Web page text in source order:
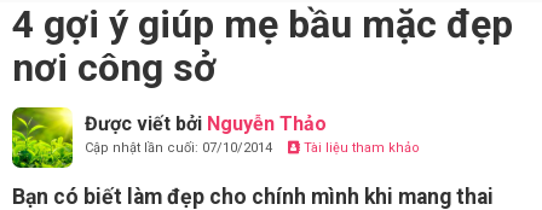
4 gợi ý giúp mẹ bầu mặc đẹp
nơi công sở
Được viết bởi Nguyễn Thảo
Cập nhật lần cuối: 07/10/2014 Tài liệu tham khảo
Bạn có biết làm đẹp cho chính mình khi mang thai